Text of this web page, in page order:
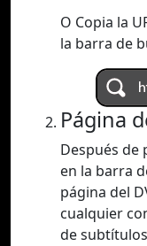
O Copia la
la barra de
Página
Después de
en la barra
página del
cualquier
de